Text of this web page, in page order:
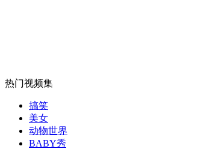
无痛分娩是否安全 医生回应
热门视频集
搞笑
美女
动物世界
BABY秀